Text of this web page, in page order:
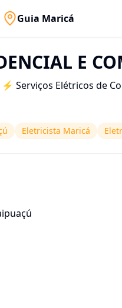
Guia Maricá
E
Serviços Elétricos de
Eletricista Maricá